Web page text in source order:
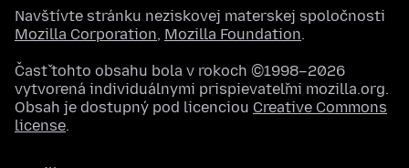
Navštívte stránku neziskovej materskej spoločnosti
Mozilla Corporation, Mozilla Foundation.
Časť tohto obsahu bola v rokoch ©1998–2026
vytvorená individuálnymi prispievateľmi mozilla.org.
Obsah je dostupný pod licenciou Creative Commons
license.